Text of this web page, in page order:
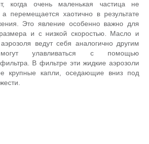
когда очень маленькая частица не
перемещается хаотично в результате
Это явление особенно важно для
и с низкой скоростью. Масло и
ведут себя аналогично другим
улавливаться с помощью
В фильтре эти жидкие аэрозоли
крупные капли, оседающие вниз под